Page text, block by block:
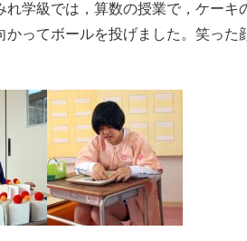
学級では，算数の授業で，ケーキ
ってボールを投げました。笑った